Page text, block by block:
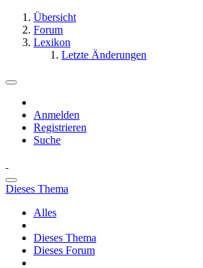
Übersicht
Forum
Lexikon
Letzte Änderungen
Anmelden
Registrieren
Suche
Dieses Thema
Alles
Dieses Thema
Dieses Forum